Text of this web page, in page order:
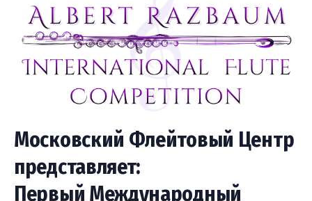
Московский Флейтовый Центр
представляет:
Первый Международный